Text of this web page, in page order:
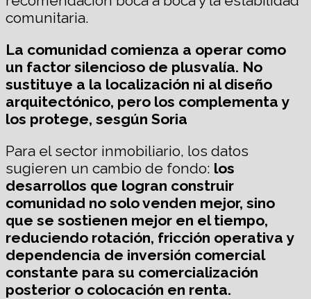
comunitaria.
La comunidad comienza a operar como
un factor silencioso de plusvalía. No
sustituye a la localización ni al diseño
arquitectónico, pero los complementa y
los protege, sesgún Soria
Para el sector inmobiliario, los datos
sugieren un cambio de fondo: los
desarrollos que logran construir
comunidad no solo venden mejor, sino
que se sostienen mejor en el tiempo,
reduciendo rotación, fricción operativa y
dependencia de inversión comercial
constante para su comercialización
posterior o colocación en renta.